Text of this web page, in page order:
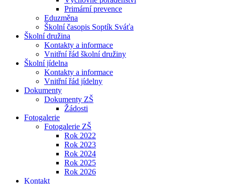
Primární prevence
Eduzměna
Školní časopis Soptík Sváťa
Školní družina
Kontakty a informace
Vnitřní řád školní družiny
Školní jídelna
Kontakty a informace
Vnitřní řád jídelny
Dokumenty
Dokumenty ZŠ
Žádosti
Fotogalerie
Fotogalerie ZŠ
Rok 2022
Rok 2023
Rok 2024
Rok 2025
Rok 2026
Kontakt